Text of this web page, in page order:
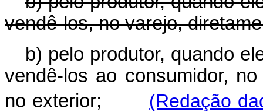
vendê-los, no varejo,
b) pelo produtor, quando
vendê-los ao consumidor,
no exterior;
(Redação